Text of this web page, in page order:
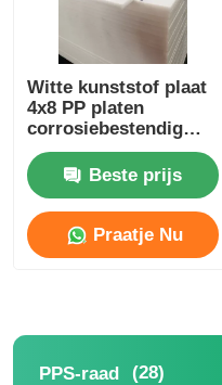
Witte kunststof plaat
4x8 PP platen
corrosiebestendig
voor
scheidingswanden
Beste prijs
Praatje Nu
PPS-raad (28)